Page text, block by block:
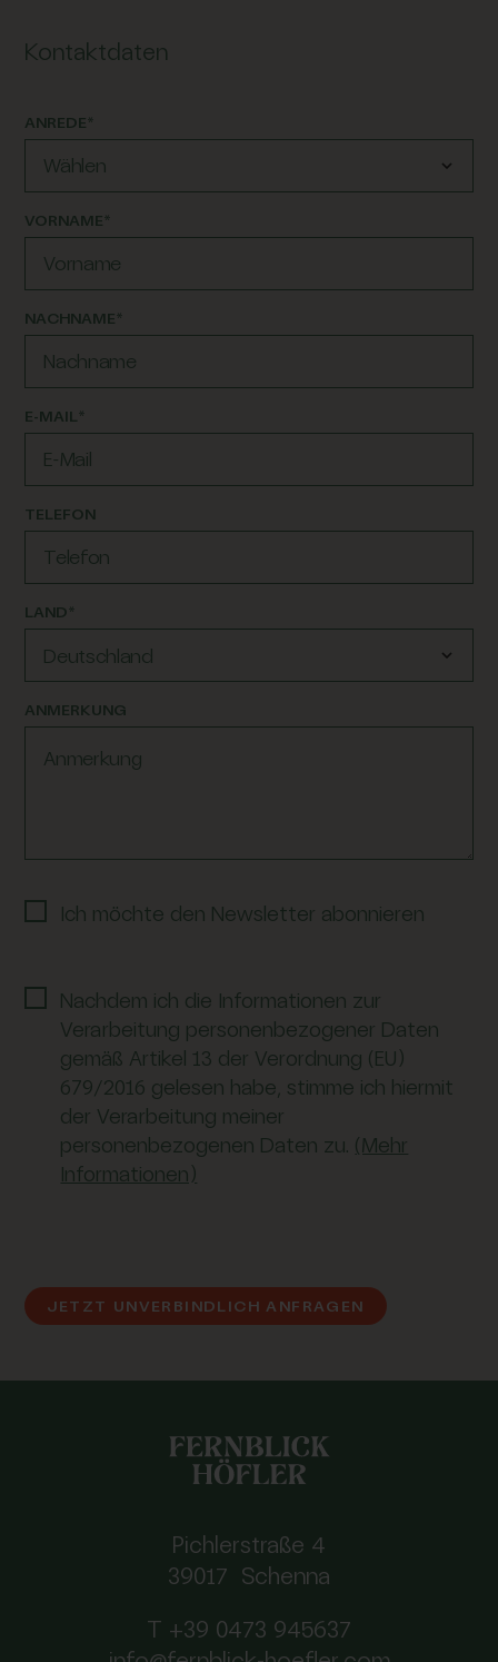
Kontaktdaten
ANREDE*
VORNAME*
NACHNAME*
E-MAIL*
TELEFON
LAND*
Deutschland
ANMERKUNG
Ich möchte den Newsletter abonnieren
Nachdem ich die Informationen zur
Verarbeitung personenbezogener Daten
gemäß Artikel 13 der Verordnung (EU)
679/2016 gelesen habe, stimme ich hiermit
der Verarbeitung meiner
personenbezogenen Daten zu. (Mehr
Informationen)
JETZT UNVERBINDLICH ANFRAGEN
Pichlerstraße 4
39017 Schenna
T +39 0473 945637